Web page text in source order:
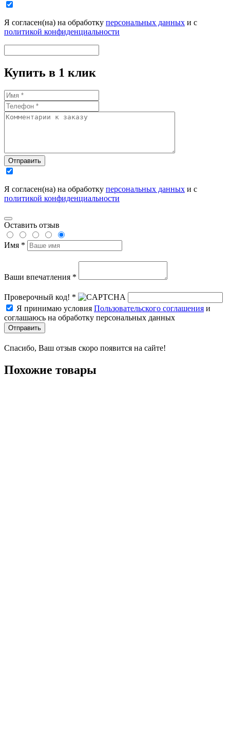
Я согласен(на) на обработку персональных данных и с
политикой конфиденциальности
Купить в 1 клик
Отправить
Я согласен(на) на обработку персональных данных и с
политикой конфиденциальности
Оставить отзыв
Имя *
Ваши впечатления *
Проверочный код! *
Я принимаю условия Пользовательского соглашения и
соглашаюсь на обработку персональных данных
Отправить
Спасибо, Ваш отзыв скоро появится на сайте!
Похожие товары